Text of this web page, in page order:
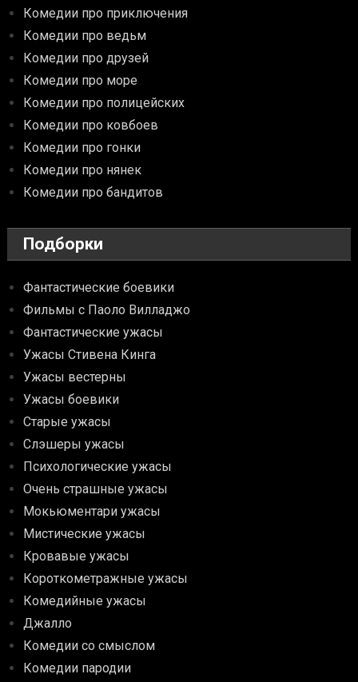
Комедии про приключения
Комедии про ведьм
Комедии про друзей
Комедии про море
Комедии про полицейских
Комедии про ковбоев
Комедии про гонки
Комедии про нянек
Комедии про бандитов
Подборки
Фантастические боевики
Фильмы с Паоло Вилладжо
Фантастические ужасы
Ужасы Стивена Кинга
Ужасы вестерны
Ужасы боевики
Старые ужасы
Слэшеры ужасы
Психологические ужасы
Очень страшные ужасы
Мокьюментари ужасы
Мистические ужасы
Кровавые ужасы
Короткометражные ужасы
Комедийные ужасы
Джалло
Комедии со смыслом
Комедии пародии